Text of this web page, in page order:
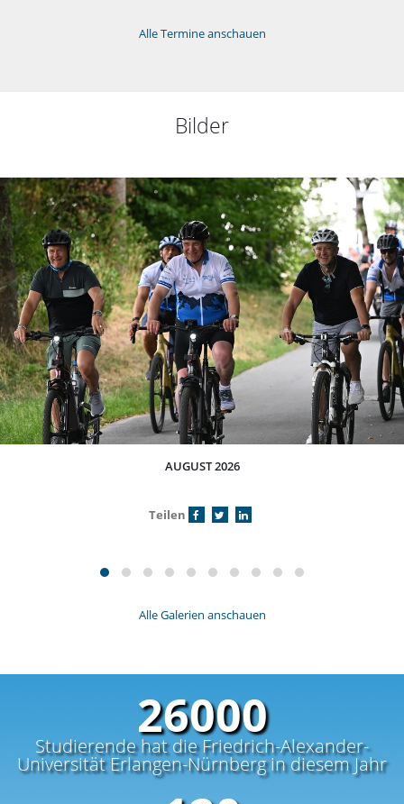
Alle Termine anschauen
Bilder
AUGUST 2026
Teilen
Alle Galerien anschauen
32500
Studierende hat die Friedrich-Alexander-
Universität Erlangen-Nürnberg in diesem Jahr